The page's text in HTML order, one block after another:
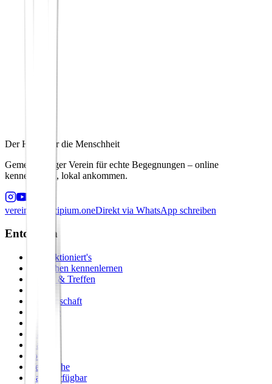
Der Hafen für die Menschheit
Gemeinnütziger Verein für echte Begegnungen – online
kennenlernen, lokal ankommen.
verein@principium.oneDirekt via WhatsApp schreiben
Entdecken
So funktioniert's
Menschen kennenlernen
Events & Treffen
Gemeinschaft
Galerie
Journal
Vergleiche
Bald verfügbar